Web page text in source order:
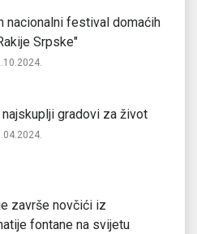
nacionalni festival domaćih
Srpske"
gradovi za život
završe novčići iz
fontane na svijetu